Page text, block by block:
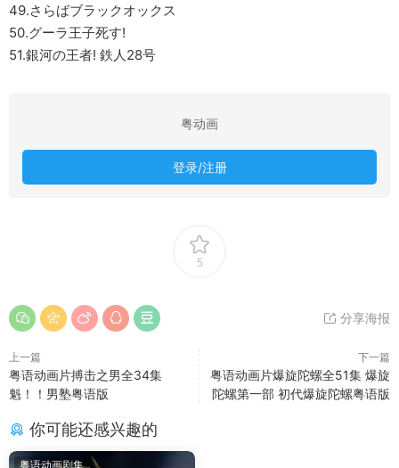
49.さらばブラックオックス
50.グーラ王子死す!
51.銀河の王者! 鉄人28号
粤动画
登录/注册
5
分享海报
上一篇
粤语动画片搏击之男全34集
魁！！男塾粤语版
下一篇
粤语动画片爆旋陀螺全51集 爆旋
陀螺第一部 初代爆旋陀螺粤语版
你可能还感兴趣的
粤语动画剧集